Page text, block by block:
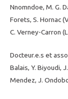
Nnomndoe, M. G.
Forets, S. Hornac
C. Verney-Carron
Docteur.e.s et
Balais, Y. Biyoudi,
Mendez, J.